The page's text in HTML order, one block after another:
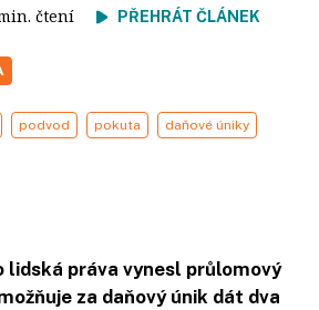
čtení PŘEHRÁT ČLÁNEK
podvod pokuta daňové úniky
lidská práva vynesl průlomový
za daňový únik dát dva